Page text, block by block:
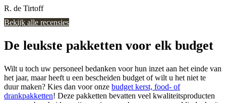
R. de Tirtoff
Bekijk alle recensies
De leukste pakketten voor elk budget
Wilt u toch uw personeel bedanken voor hun inzet aan het einde van
het jaar, maar heeft u een bescheiden budget of wilt u het niet te
duur maken? Kies dan voor onze budget kerst, food- of
drankpakketten! Deze pakketten bevatten veel kwaliteitsproducten